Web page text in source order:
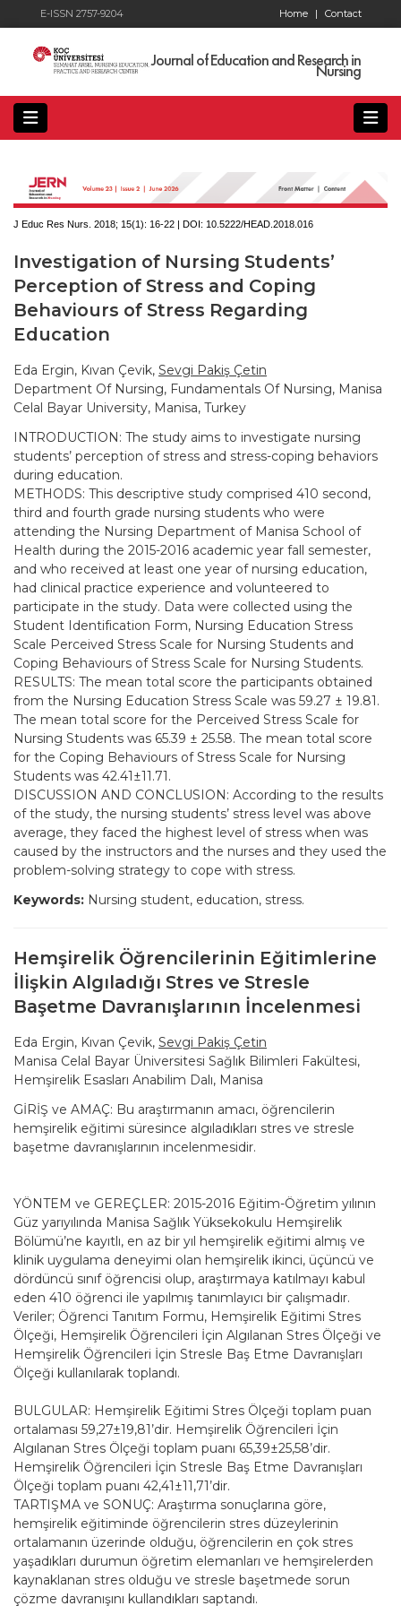
E-ISSN 2757-9204 Contact
Home |
Journal of Education and Research in
Nursing
J Educ Res Nurs. 2018; 15(1): 16-22 | DOI: 10.5222/HEAD.2018.016
Investigation of Nursing Students’
Perception of Stress and Coping
Behaviours of Stress Regarding
Education
Eda Ergin, Kıvan Çevik, Sevgi Pakiş Çetin
Department Of Nursing, Fundamentals Of Nursing, Manisa
Celal Bayar University, Manisa, Turkey
INTRODUCTION: The study aims to investigate nursing
students’ perception of stress and stress-coping behaviors
during education.
METHODS: This descriptive study comprised 410 second,
third and fourth grade nursing students who were
attending the Nursing Department of Manisa School of
Health during the 2015-2016 academic year fall semester,
and who received at least one year of nursing education,
had clinical practice experience and volunteered to
participate in the study. Data were collected using the
Student Identification Form, Nursing Education Stress
Scale Perceived Stress Scale for Nursing Students and
Coping Behaviours of Stress Scale for Nursing Students.
RESULTS: The mean total score the participants obtained
from the Nursing Education Stress Scale was 59.27 ± 19.81.
The mean total score for the Perceived Stress Scale for
Nursing Students was 65.39 ± 25.58. The mean total score
for the Coping Behaviours of Stress Scale for Nursing
Students was 42.41±11.71.
DISCUSSION AND CONCLUSION: According to the results
of the study, the nursing students’ stress level was above
average, they faced the highest level of stress when was
caused by the instructors and the nurses and they used the
problem-solving strategy to cope with stress.
Keywords: Nursing student, education, stress.
Hemşirelik Öğrencilerinin Eğitimlerine
İlişkin Algıladığı Stres ve Stresle
Başetme Davranışlarının İncelenmesi
Eda Ergin, Kıvan Çevik, Sevgi Pakiş Çetin
Manisa Celal Bayar Üniversitesi Sağlık Bilimleri Fakültesi,
Hemşirelik Esasları Anabilim Dalı, Manisa
GİRİŞ ve AMAÇ: Bu araştırmanın amacı, öğrencilerin
hemşirelik eğitimi süresince algıladıkları stres ve stresle
başetme davranışlarının incelenmesidir.
YÖNTEM ve GEREÇLER: 2015-2016 Eğitim-Öğretim yılının
Güz yarıyılında Manisa Sağlık Yüksekokulu Hemşirelik
Bölümü’ne kayıtlı, en az bir yıl hemşirelik eğitimi almış ve
klinik uygulama deneyimi olan hemşirelik ikinci, üçüncü ve
dördüncü sınıf öğrencisi olup, araştırmaya katılmayı kabul
eden 410 öğrenci ile yapılmış tanımlayıcı bir çalışmadır.
Veriler; Öğrenci Tanıtım Formu, Hemşirelik Eğitimi Stres
Ölçeği, Hemşirelik Öğrencileri İçin Algılanan Stres Ölçeği ve
Hemşirelik Öğrencileri İçin Stresle Baş Etme Davranışları
Ölçeği kullanılarak toplandı.
BULGULAR: Hemşirelik Eğitimi Stres Ölçeği toplam puan
ortalaması 59,27±19,81’dir. Hemşirelik Öğrencileri İçin
Algılanan Stres Ölçeği toplam puanı 65,39±25,58’dir.
Hemşirelik Öğrencileri İçin Stresle Baş Etme Davranışları
Ölçeği toplam puanı 42,41±11,71’dir.
TARTIŞMA ve SONUÇ: Araştırma sonuçlarına göre,
hemşirelik eğitiminde öğrencilerin stres düzeylerinin
ortalamanın üzerinde olduğu, öğrencilerin en çok stres
yaşadıkları durumun öğretim elemanları ve hemşirelerden
kaynaklanan stres olduğu ve stresle başetmede sorun
çözme davranışını kullandıkları saptandı.